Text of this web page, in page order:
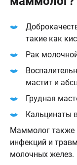
такие как
Рак
мастит и
Грудная
Кальцинаты
Маммолог также
инфекций и
молочных желез.